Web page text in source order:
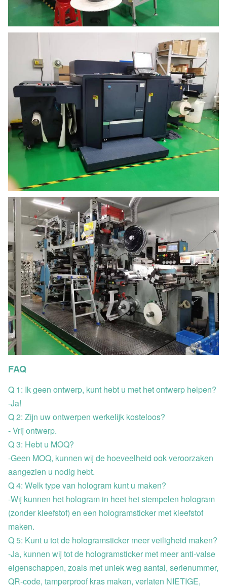
FAQ
Q 1: Ik geen ontwerp, kunt hebt u met het ontwerp helpen?
-Ja!
Q 2: Zijn uw ontwerpen werkelijk kosteloos?
- Vrij ontwerp.
Q 3: Hebt u MOQ?
-Geen MOQ, kunnen wij de hoeveelheid ook veroorzaken
aangezien u nodig hebt.
Q 4: Welk type van hologram kunt u maken?
-Wij kunnen het hologram in heet het stempelen hologram
(zonder kleefstof) en een hologramsticker met kleefstof
maken.
Q 5: Kunt u tot de hologramsticker meer veiligheid maken?
-Ja, kunnen wij tot de hologramsticker met meer anti-valse
eigenschappen, zoals met uniek weg aantal, serienummer,
QR-code, tamperproof kras maken, verlaten NIETIGE,